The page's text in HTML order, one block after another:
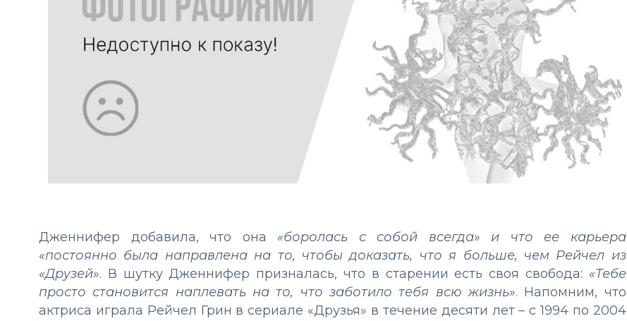
Дженнифер добавила, что она «боролась с собой всегда» и что ее карьера
«постоянно была направлена на то, чтобы доказать, что я больше, чем Рейчел из
«Друзей». В шутку Дженнифер призналась, что в старении есть своя свобода: «Тебе
просто становится наплевать на то, что заботило тебя всю жизнь». Напомним, что
актриса играла Рейчел Грин в сериале «Друзья» в течение десяти лет – с 1994 по 2004